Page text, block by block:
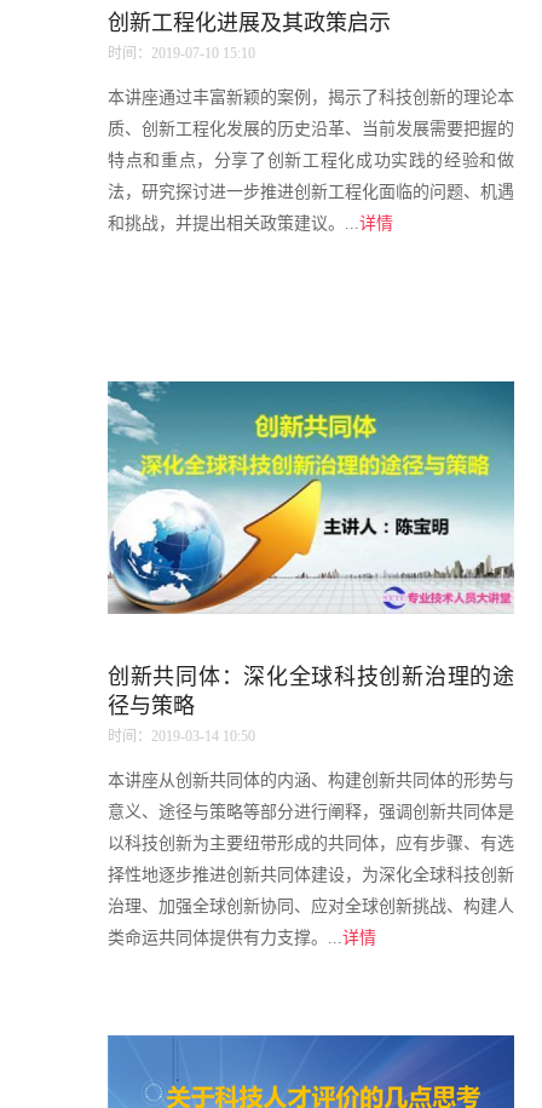
创新工程化进展及其政策启示
时间：2019-07-10 15:10
本讲座通过丰富新颖的案例，揭示了科技创新的理论本
质、创新工程化发展的历史沿革、当前发展需要把握的
特点和重点，分享了创新工程化成功实践的经验和做
法，研究探讨进一步推进创新工程化面临的问题、机遇
和挑战，并提出相关政策建议。...详情
创新共同体：深化全球科技创新治理的途
径与策略
时间：2019-03-14 10:50
本讲座从创新共同体的内涵、构建创新共同体的形势与
意义、途径与策略等部分进行阐释，强调创新共同体是
以科技创新为主要纽带形成的共同体，应有步骤、有选
择性地逐步推进创新共同体建设，为深化全球科技创新
治理、加强全球创新协同、应对全球创新挑战、构建人
类命运共同体提供有力支撑。...详情